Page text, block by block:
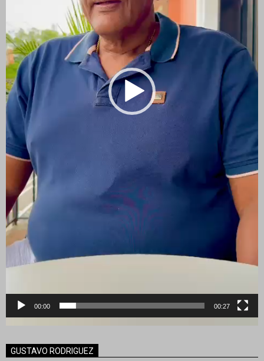
00:00 00:27
GUSTAVO RODRIGUEZ